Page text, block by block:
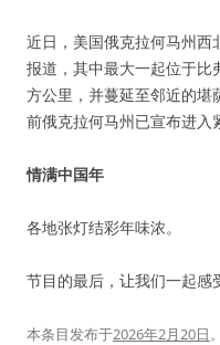
近日，美国俄克拉何马州西
报道，其中最大一起位于
方公里，并蔓延至邻近的堪
前俄克拉何马州已宣布进入
情满中国年
各地张灯结彩年味浓。
节目的最后，让我们一起感
本条目发布于2026年2月20日